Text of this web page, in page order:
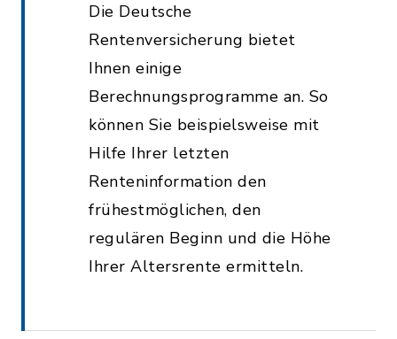
Die Deutsche
Rentenversicherung bietet
Ihnen einige
Berechnungsprogramme an. So
können Sie beispielsweise mit
Hilfe Ihrer letzten
Renteninformation den
frühestmöglichen, den
regulären Beginn und die Höhe
Ihrer Altersrente ermitteln.